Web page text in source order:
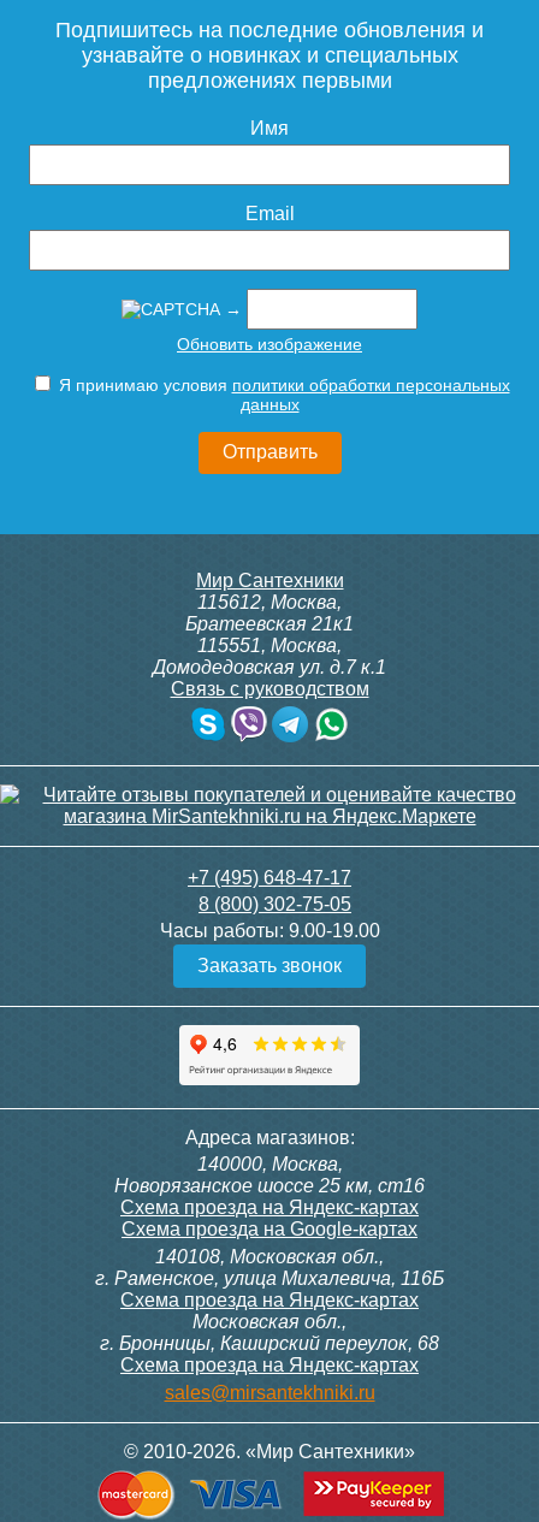
Подпишитесь на последние обновления и
узнавайте о новинках и специальных
предложениях первыми
Имя
Email
→
Обновить изображение
Я принимаю условия политики обработки персональных
данных
Мир Сантехники
115612, Москва,
Братеевская 21к1
115551, Москва,
Домодедовская ул. д.7 к.1
Связь с руководством
+7 (495) 648-47-17
8 (800) 302-75-05
Часы работы: 9.00-19.00
Заказать звонок
Адреса магазинов:
140000, Москва,
Новорязанское шоссе 25 км, ст16
Схема проезда на Яндекс-картах
Схема проезда на Google-картах
140108, Московская обл.,
г. Раменское, улица Михалевича, 116Б
Схема проезда на Яндекс-картах
Московская обл.,
г. Бронницы, Каширский переулок, 68
Схема проезда на Яндекс-картах
sales@mirsantekhniki.ru
© 2010-2026. «Мир Сантехники»